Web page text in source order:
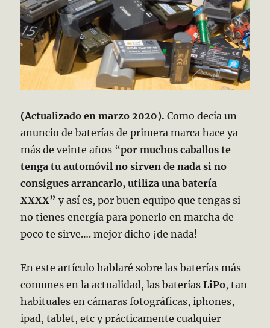
(Actualizado en marzo 2020). Como decía un
anuncio de baterías de primera marca hace ya
más de veinte años “por muchos caballos te
tenga tu automóvil no sirven de nada si no
consigues arrancarlo, utiliza una batería
XXXX”y así es, por buen equipo que tengas si
no tienes energía para ponerlo en marcha de
poco te sirve…. mejor dicho ¡de nada!
En este artículo hablaré sobre las baterías más
comunes en la actualidad, las bateríasLiPo, tan
habituales en cámaras fotográficas, iphones,
ipad, tablet, etc y prácticamente cualquier